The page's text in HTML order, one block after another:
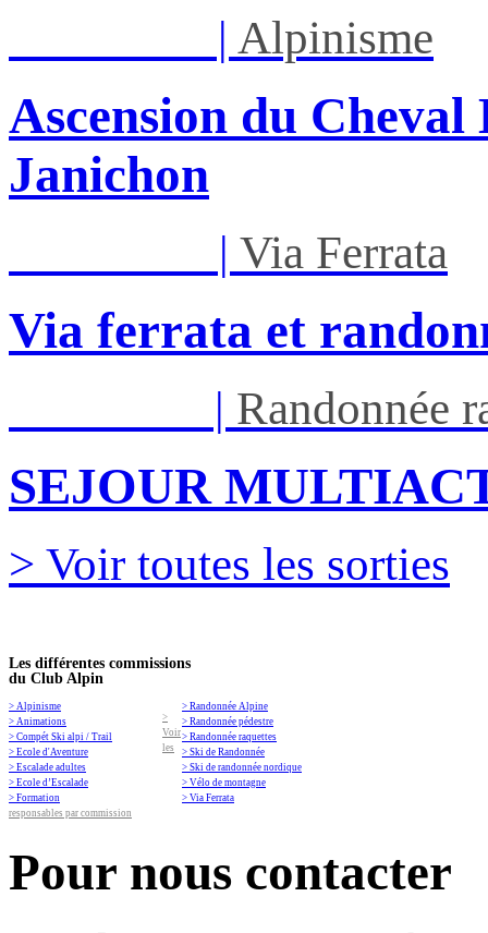
| Alpinisme
Ascension du
Janichon
| Via Ferrata
Via ferrata et
| Randonnée
SEJOUR
> Voir toutes les sorties
Les différentes commissions
du Club Alpin
> Alpinisme
> Animations
> Compét Ski alpi / Trail
> Ecole d'Aventure
> Escalade adultes
> Ecole d’Escalade
> Formation
> Randonnée Alpine
> Randonnée pédestre
> Randonnée raquettes
> Ski de Randonnée
> Ski de randonnée nordique
> Vélo de montagne
> Via Ferrata
>
Voir
les
responsables par commission
Pour nous contacter